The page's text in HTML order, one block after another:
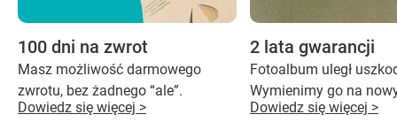
100 dni na zwrot
Masz możliwość darmowego
zwrotu, bez żadnego “ale”.
Dowiedz się więcej >
2 lata gwarancji
Fotoalbum uległ
Wymienimy go na
Dowiedz się więcej >